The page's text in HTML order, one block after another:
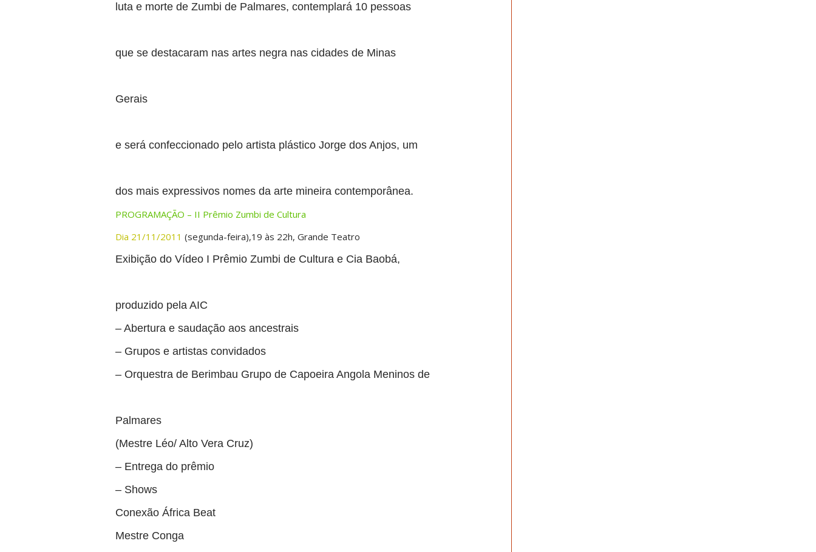
luta e morte de Zumbi de Palmares, contemplará 10 pessoas
que se destacaram nas artes negra nas cidades de Minas
Gerais
e será confeccionado pelo artista plástico Jorge dos Anjos, um
dos mais expressivos nomes da arte mineira contemporânea.
PROGRAMAÇÃO – II Prêmio Zumbi de Cultura
Dia 21/11/2011 (segunda-feira),19 às 22h, Grande Teatro
Exibição do Vídeo I Prêmio Zumbi de Cultura e Cia Baobá,
produzido pela AIC
– Abertura e saudação aos ancestrais
– Grupos e artistas convidados
– Orquestra de Berimbau Grupo de Capoeira Angola Meninos de
Palmares
(Mestre Léo/ Alto Vera Cruz)
– Entrega do prêmio
– Shows
Conexão África Beat
Mestre Conga